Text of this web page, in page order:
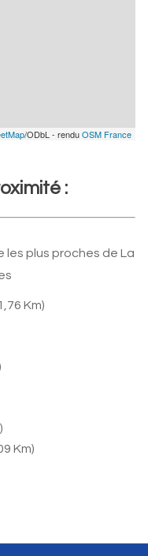
/ODbL - renduOSM France
:
les plus proches de La
Km)
Km)